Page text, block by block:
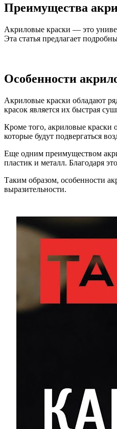
Преимущества
Акриловые краски — это
Эта статья предлагает
Особенности
Акриловые краски обладают
красок является их быстрая
Кроме того, акриловые краски
которые будут подвергаться
Еще одним преимуществом
пластик и металл. Благодаря
Таким образом, особенности
выразительности.